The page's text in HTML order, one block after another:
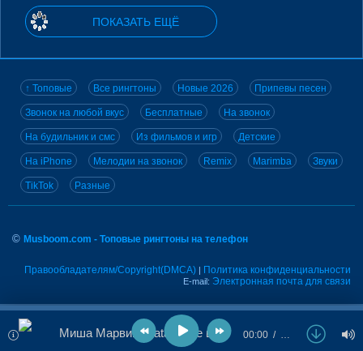
ПОКАЗАТЬ ЕЩЁ
↑ Топовые Все рингтоны Новые 2026 Припевы песен
Звонок на любой вкус Бесплатные На звонок
На будильник и смс Из фильмов и игр Детские
На iPhone Мелодии на звонок Remix Marimba Звуки
TikTok Разные
© Musboom.com - Топовые рингтоны на телефон
Правообладателям/Copyright(DMCA) | Политика конфиденциальности
E-mail: Электронная почта для связи
Миша Марвин, Natan - Не в этой жизни 00:00 …